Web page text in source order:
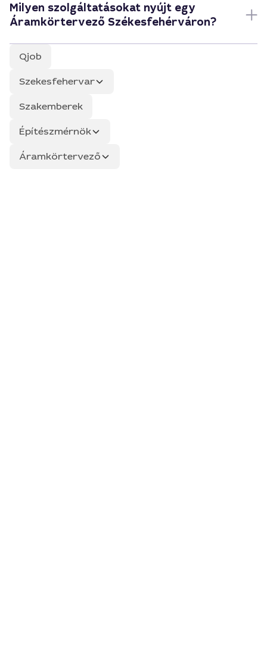
Milyen szolgáltatásokat nyújt egy
Áramkörtervező Székesfehérváron?
Qjob
Szekesfehervar
Szakemberek
Építészmérnök
Áramkörtervező